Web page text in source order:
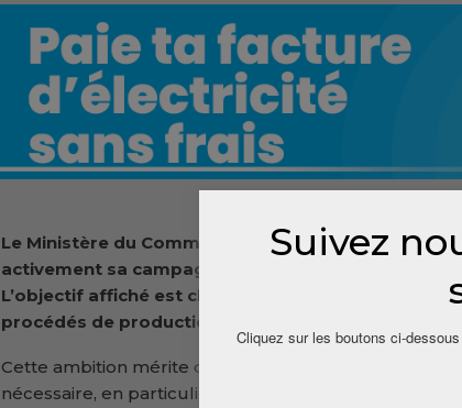
Le Ministère du Commerce, de l’Industrie et des
activement sa campagne d’assainissement du
L’objectif affiché est clair : garantir des produits de
procédés de production, et protéger les
Cette ambition mérite d’être saluée. Elle est
nécessaire, en particulier dans un secteur aussi
Suivez
Cliquez sur les boutons ci-